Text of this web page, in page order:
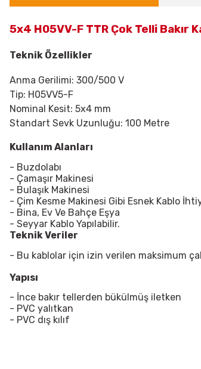
5x4 H05VV-F TTR Çok Telli Bakır
Teknik Özellikler
Anma Gerilimi: 300/500 V
Tip: H05VV5-F
Nominal Kesit: 5x4 mm
Standart Sevk Uzunluğu: 100 Metre
Kullanım Alanları
- Buzdolabı
- Çamaşır Makinesi
- Bulaşık Makinesi
- Çim Kesme Makinesi Gibi Esnek Kablo
- Bina, Ev Ve Bahçe Eşya
- Seyyar Kablo Yapılabilir.
Teknik Veriler
- Bu kablolar için izin verilen maksimum
Yapısı
- İnce bakır tellerden bükülmüş iletken
- PVC yalıtkan
- PVC dış kılıf